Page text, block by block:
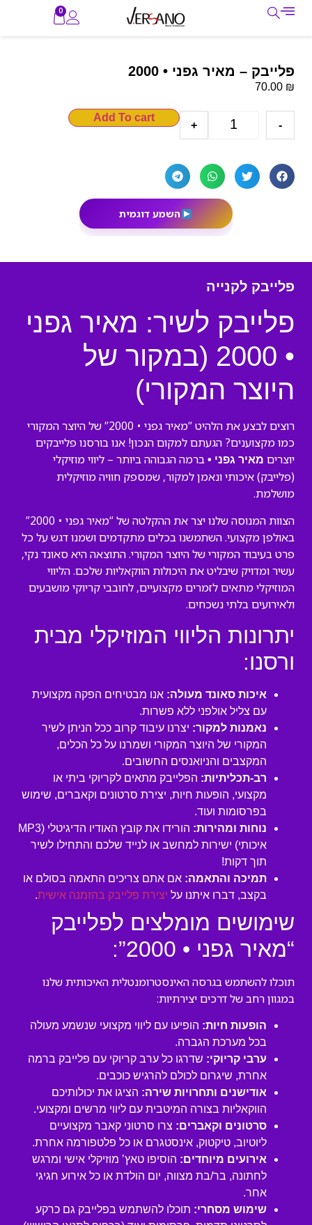
0
פלייבק – מאיר גפני • 2000
70.00 ₪
-
+
Add To cart
השמע דוגמית
פלייבק לקנייה
פלייבק לשיר: מאיר גפני
• 2000 (במקור של
היוצר המקורי)
רוצים לבצע את הלהיט “מאיר גפני • 2000” של היוצר המקורי
כמו מקצוענים? הגעתם למקום הנכון! אנו בורסנו פלייבקים
יוצרים מאיר גפני • ברמה הגבוהה ביותר – ליווי מוזיקלי
(פלייבק) איכותי ונאמן למקור, שמספק חוויה מוזיקלית
מושלמת.
הצוות המנוסה שלנו יצר את ההקלטה של “מאיר גפני • 2000”
באולפן מקצועי. השתמשנו בכלים מתקדמים ושמנו דגש על כל
פרט בעיבוד המקורי של היוצר המקורי. התוצאה היא סאונד נקי,
עשיר ומדויק שיבליט את היכולות הווקאליות שלכם. הליווי
המוזיקלי מתאים לזמרים מקצועיים, לחובבי קריוקי מושבעים
ולאירועים בלתי נשכחים.
יתרונות הליווי המוזיקלי מבית
ורסנו:
איכות סאונד מעולה: אנו מבטיחים הפקה מקצועית
עם צליל אולפני ללא פשרות.
נאמנות למקור: יצרנו עיבוד קרוב ככל הניתן לשיר
המקורי של היוצר המקורי ושמרנו על כל הכלים,
המקצבים והניואנסים החשובים.
רב-תכליתיות: הפלייבק מתאים לקריוקי ביתי או
מקצועי, הופעות חיות, יצירת סרטונים וקאברים, שימוש
בפרסומות ועוד.
נוחות ומהירות:
הורידו את קובץ האודיו הדיגיטלי (MP3
איכותי) ישירות למחשב או לנייד שלכם והתחילו לשיר
תוך דקות!
תמיכה והתאמה: אם אתם צריכים התאמה בסולם או
בקצב, דברו איתנו על יצירת פלייבק בהזמנה אישית.
שימושים מומלצים לפלייבק
“מאיר גפני • 2000”:
תוכלו להשתמש בגרסה האינסטרומנטלית האיכותית שלנו
במגוון רחב של דרכים יצירתיות:
הופעות חיות: הופיעו עם ליווי מקצועי שנשמע מעולה
בכל מערכת הגברה.
ערבי קריוקי: שדרגו כל ערב קריוקי עם פלייבק ברמה
אחרת, שיגרום לכולם להרגיש כוכבים.
אודישנים ותחרויות שירה: הציגו את יכולותיכם
הווקאליות בצורה המיטבית עם ליווי מרשים ומקצועי.
סרטונים וקאברים: צרו סרטוני קאבר מקצועיים
ליוטיוב, טיקטוק, אינסטגרם או כל פלטפורמה אחרת.
אירועים מיוחדים: הוסיפו טאץ’ מוזיקלי אישי ומרגש
לחתונה, בר/בת מצווה, יום הולדת או כל אירוע חגיגי
אחר.
שימוש מסחרי: תוכלו להשתמש בפלייבק גם כרקע